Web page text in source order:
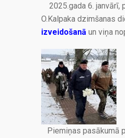
2025.gada 6. janvārī,
O.Kalpaka dzimšanas
izveidošanā un viņa
Piemiņas pasākumā